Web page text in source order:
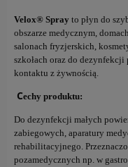
Velox® Spray to płyn do
obszarze medycznym,
salonach fryzjerskich,
szkołach oraz do
kontaktu z żywnością.
Cechy produktu:
Do dezynfekcji małych
zabiegowych, aparatury
rehabilitacyjnego.
pozamedycznych np. w